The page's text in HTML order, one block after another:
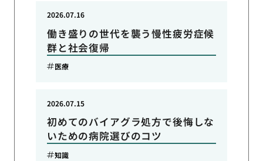
働き盛りの世代を襲う慢性疲労症候
群と社会復帰
2026.07.16
医療
初めてのバイアグラ処方で後悔しな
いための病院選びのコツ
2026.07.15
知識